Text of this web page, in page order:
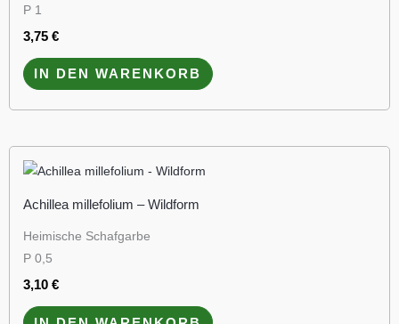
P 1
3,75 €
IN DEN WARENKORB
Achillea millefolium – Wildform
Heimische Schafgarbe
P 0,5
3,10 €